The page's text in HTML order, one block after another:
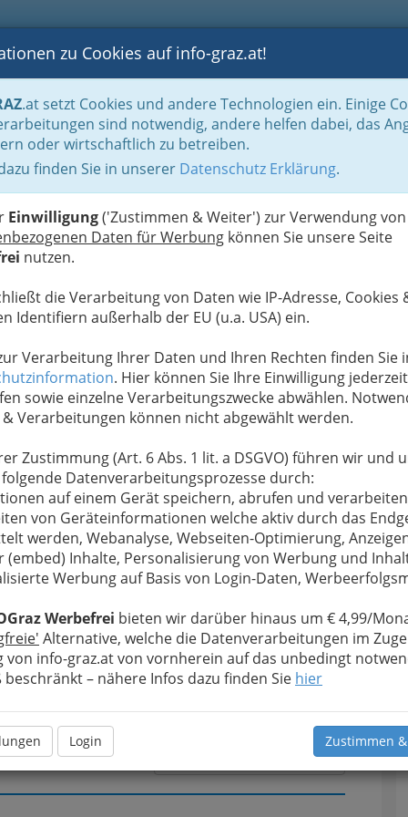
BLOGS FOTOS GASTRONOMIE BRANCHEN
zu Cookies auf info-graz.at!
.at setzt Cookies und andere Technologien ein. Einige
sind notwendig, andere helfen dabei, das
oder wirtschaftlich zu betreiben.
finden Sie in unserer Datenschutz Erklärung.
Einwilligung('Zustimmen & Weiter') zur Verwendung von
Daten für Werbung können Sie unsere Seite
nutzen.
die Verarbeitung von Daten wie IP-Adresse, Cookies
Identifiern außerhalb der EU (u.a. USA) ein.
Verarbeitung Ihrer Daten und Ihren Rechten finden Sie
. Hier können Sie Ihre Einwilligung jederzeit
sowie einzelne Verarbeitungszwecke abwählen.
& Verarbeitungen können nicht abgewählt werden.
Zustimmung (Art. 6 Abs. 1 lit. a DSGVO) führen wir und
Datenverarbeitungsprozesse durch:
auf einem Gerät speichern, abrufen und
von Geräteinformationen welche aktiv durch das
werden, Webanalyse, Webseiten-Optimierung,
(embed) Inhalte, Personalisierung von Werbung und
Werbung auf Basis von Login-Daten,
Werbefrei bieten wir darüber hinaus um € 4,99/
Alternative, welche die Datenverarbeitungen im
von info-graz.at von vornherein auf das unbedingt
beschränkt – nähere Infos dazu finden Sie hier
Login Zustimmen
und Consulting Technische Büros - Ingenieurbüros Kulturtechnik
bewahren, verwenden wir an dieser Stelle zur
Ihre Nachricht wird nach dem Absenden
GmbH weitergeleitet.
Meine Nachricht
Meine Nachricht senden